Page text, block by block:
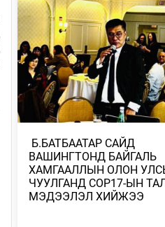
АВТОБЕНЗИН, ДИЗЕЛИЙН
ОНЦГОЙ АЛБАН ТАТВАРЫГ
2026/08/05
НАЙМДУГААР САРЫН 15-НЫ
ЕСДҮГЭЭР САРЫН 12-НЫГ
ТЭГШ, СОНДГ…
2026/08/05
ТӨВ, ГОВЬ, ЗҮҮН АЙМГУУДЫН
ЗАРИМ ГАЗРААР ДУУ
ААДАР…
2026/08/05
​ Б.БАТБААТАР САЙД
ВАШИНГТОНД БАЙГАЛЬ
ХАМГААЛЛЫН ОЛОН
ЧУУЛГАНД COP17-ЫН
МЭДЭЭЛЭЛ ХИЙЖЭЭ